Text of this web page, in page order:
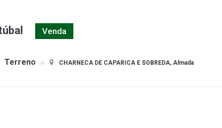
Venda
Terreno CHARNECA DE CAPARICA E SOBREDA, Almada